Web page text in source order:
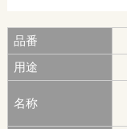
品番
用途
名称